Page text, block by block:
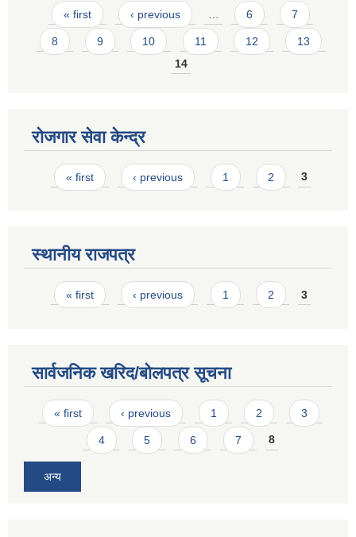
Pages
« first ‹ previous 6 7
8 9 10 11 12
13
14
रोजगार सेवा केन्द्र
Pages
« first ‹ previous 1 2 3
स्थानीय राजपत्र
Pages
« first ‹ previous 1 2 3
सार्वजनिक खरिद/बोलपत्र सूचना
Pages
« first ‹ previous 1 2 3
4 5 6 7 8
अन्य